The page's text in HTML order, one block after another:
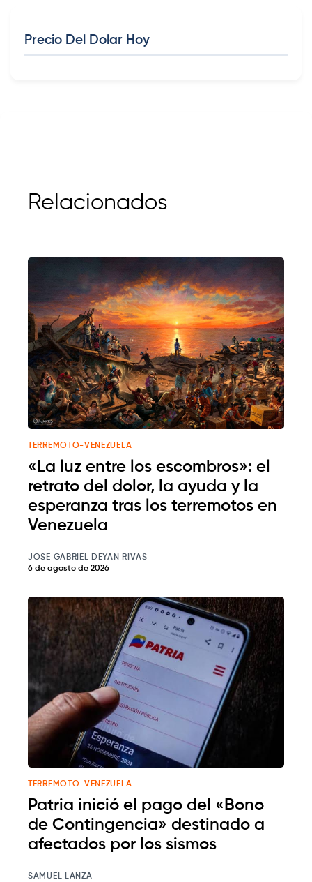
Precio Del Dolar Hoy
Relacionados
TERREMOTO-VENEZUELA
«La luz entre los escombros»: el
retrato del dolor, la ayuda y la
esperanza tras los terremotos en
Venezuela
JOSE GABRIEL DEYAN RIVAS
6 de agosto de 2026
TERREMOTO-VENEZUELA
Patria inició el pago del «Bono
de Contingencia» destinado a
afectados por los sismos
SAMUEL LANZA